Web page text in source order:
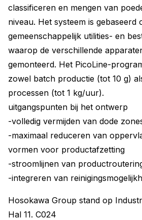
classificeren en mengen van
niveau. Het systeem is gebaseerd
gemeenschappelijk utilities- en
waarop de verschillende
gemonteerd. Het PicoLine-
zowel batch productie (tot 10 g)
processen (tot 1 kg/uur).
uitgangspunten bij het ontwerp
-volledig vermijden van dode
-maximaal reduceren van
vormen voor productafzetting
-stroomlijnen van
-integreren van
Hosokawa Group stand op
Hal 11. C024